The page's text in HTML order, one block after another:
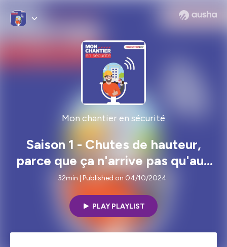
Mon chantier en sécurité
Saison 1 - Chutes de hauteur,
parce que ça n'arrive pas qu'aux
autres
32min | Published on 04/10/2024
PLAY PLAYLIST